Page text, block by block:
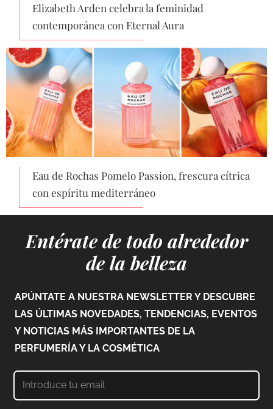
Elizabeth Arden celebra la feminidad
contemporánea con Eternal Aura
Eau de Rochas Pomelo Passion, frescura cítrica
con espíritu mediterráneo
Entérate de todo alrededor
de la belleza
APÚNTATE A NUESTRA NEWSLETTER Y DESCUBRE
LAS ÚLTIMAS NOVEDADES, TENDENCIAS, EVENTOS
Y NOTICIAS MÁS IMPORTANTES DE LA
PERFUMERÍA Y LA COSMÉTICA